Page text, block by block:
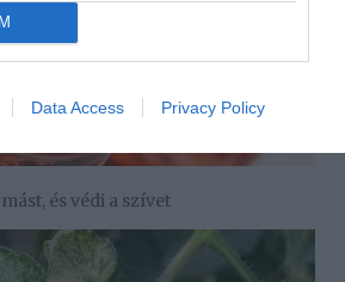
Data Access Privacy Policy
és védi a szívet